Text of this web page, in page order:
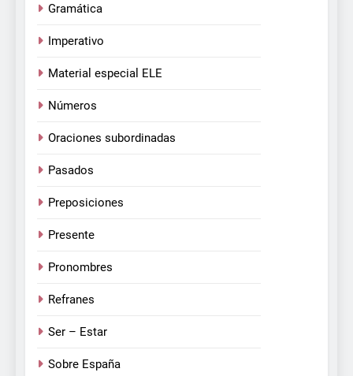
Gramática
Imperativo
Material especial ELE
Números
Oraciones subordinadas
Pasados
Preposiciones
Presente
Pronombres
Refranes
Ser – Estar
Sobre España